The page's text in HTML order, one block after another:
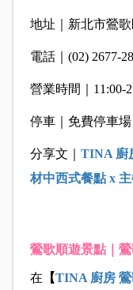
地址｜新北市鶯
電話｜(02) 2677-
營業時間｜11:00-
停車｜免費停車場
分享文｜ TINA 廚
材中西式餐點 x
鶯歌順遊景點｜
在 【TINA 廚房